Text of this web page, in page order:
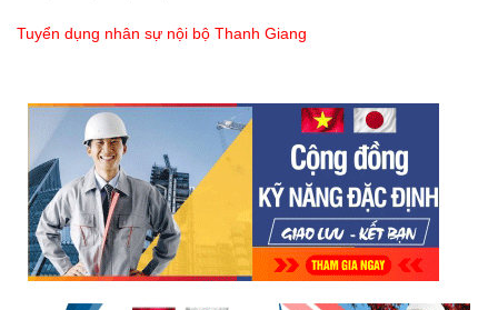
Tuyển dụng nhân sự nội bộ Thanh Giang